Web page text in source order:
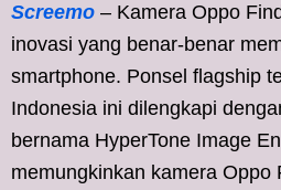
Screemo – Kamera Oppo
inovasi yang benar-benar
smartphone. Ponsel flagship
Indonesia ini dilengkapi
bernama HyperTone Image
memungkinkan kamera Oppo